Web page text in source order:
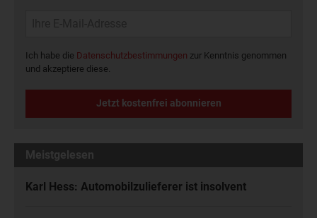
Ich habe die Datenschutzbestimmungen zur Kenntnis genommen
und akzeptiere diese.
Jetzt kostenfrei abonnieren
Meistgelesen
Karl Hess: Automobilzulieferer ist insolvent